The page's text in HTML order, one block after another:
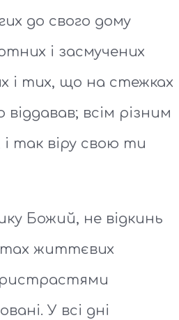
до свого дому
і засмучених
і тих, що на стежках
всім різним
так віру свою ти
Божий, не відкинь
життєвих
У всі дні